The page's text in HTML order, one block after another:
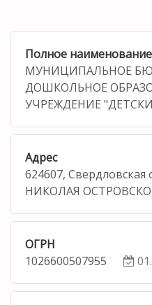
Полное
МУНИЦИПАЛЬНОЕ
ДОШКОЛЬНОЕ
УЧРЕЖДЕНИЕ
Адрес
624607, Свердловская
НИКОЛАЯ
ОГРН
1026600507955